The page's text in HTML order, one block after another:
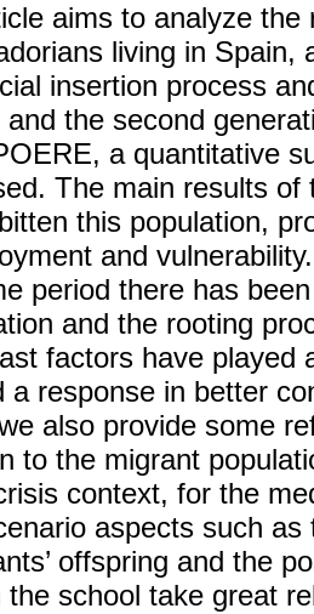
aims to analyze
living in Spain,
insertion process
the second
a quantitative
The main results
this population,
and
period there has
and the rooting
factors have played
a response in better
also provide some
to the migrant
context, for the
aspects such
offspring and the
the school take great